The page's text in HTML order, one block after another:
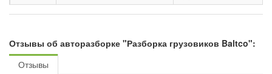
Отзывы об авторазборке "Разборка грузовиков Baltco":
Отзывы